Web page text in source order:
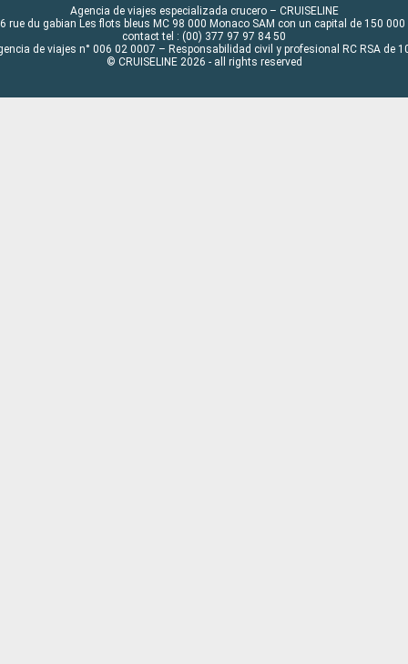
Agencia de viajes especializada crucero – CRUISELINE
rue du gabian Les flots bleus MC 98 000 Monaco SAM con un capital de 150 000
contact tel : (00) 377 97 97 84 50
de viajes n° 006 02 0007 – Responsabilidad civil y profesional RC RSA de
© CRUISELINE 2026 - all rights reserved